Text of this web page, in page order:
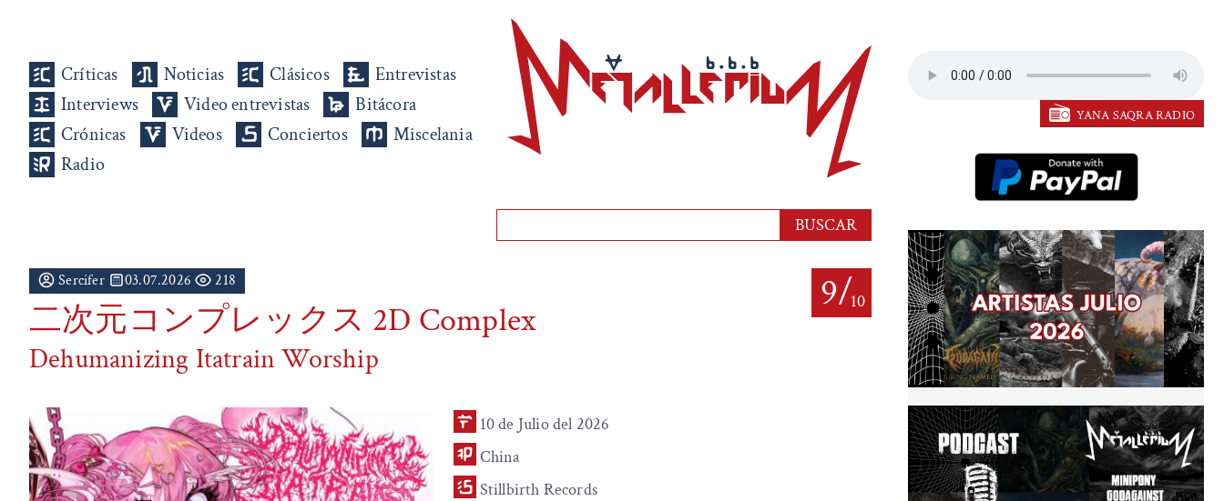
Críticas Noticias Clásicos
Entrevistas
Interviews
Video entrevistas
Bitácora
Crónicas
Videos Conciertos
Miscelania
Radio
9/10
Sercifer 03.07.2026 218
二次元コンプレックス 2D Complex
Dehumanizing Itatrain Worship
10 de Julio del 2026
China
Stillbirth Records
YANA SAQRA RADIO